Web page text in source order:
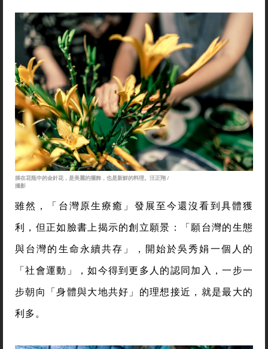
插在花瓶中的金針花，是美麗的擺飾，也是新鮮的料理。汪正翔 /
攝影
雖然，「台灣原生療癒」發展至今還沒看到具體獲
利，但正如臉書上揭示的創立願景：「願台灣的生態
與台灣的生命永續共存」，開始於吳秀娟一個人的
「社會運動」，如今得到更多人的認同加入，一步一
步朝向「身體與大地共好」的理想接近，就是最大的
利多。